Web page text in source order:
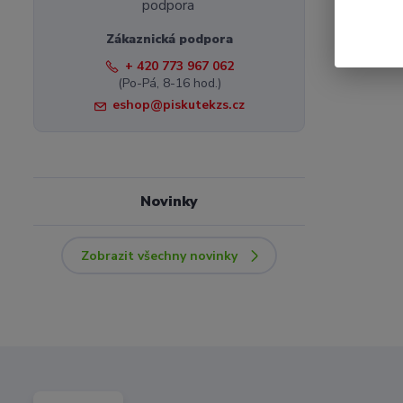
Zákaznická podpora
+ 420 773 967 062
(Po-Pá, 8-16 hod.)
eshop@piskutekzs.cz
Novinky
Zobrazit všechny novinky